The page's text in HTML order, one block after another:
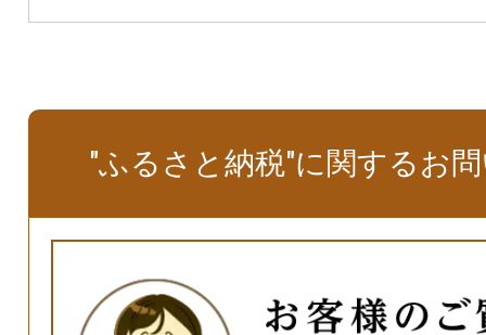
"ふるさと納税"に関するお